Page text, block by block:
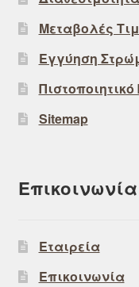
Μεταβολές
Εγγύηση
Sitemap
Επικοινωνία
Εταιρεία
Επικοινωνία